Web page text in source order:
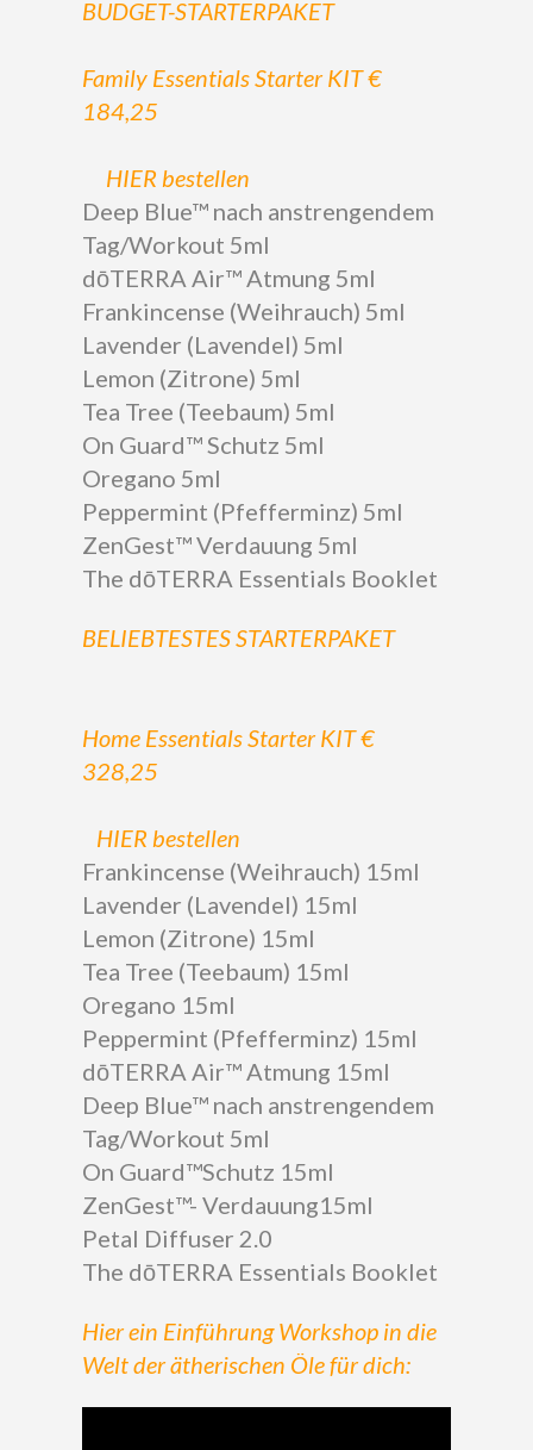
BUDGET-STARTERPAKET
Family Essentials Starter KIT €
184,25
HIER bestellen
Deep Blue™ nach anstrengendem
Tag/Workout 5ml
dōTERRA Air™ Atmung 5ml
Frankincense (Weihrauch) 5ml
Lavender (Lavendel) 5ml
Lemon (Zitrone) 5ml
Tea Tree (Teebaum) 5ml
On Guard™ Schutz 5ml
Oregano 5ml
Peppermint (Pfefferminz) 5ml
ZenGest™ Verdauung 5ml
The dōTERRA Essentials Booklet
BELIEBTESTES STARTERPAKET
Home Essentials Starter KIT €
328,25
HIER bestellen
Frankincense (Weihrauch) 15ml
Lavender (Lavendel) 15ml
Lemon (Zitrone) 15ml
Tea Tree (Teebaum) 15ml
Oregano 15ml
Peppermint (Pfefferminz) 15ml
dōTERRA Air™ Atmung 15ml
Deep Blue™ nach anstrengendem
Tag/Workout 5ml
On Guard™Schutz 15ml
ZenGest™- Verdauung15ml
Petal Diffuser 2.0
The dōTERRA Essentials Booklet
Hier ein Einführung Workshop in die
Welt der ätherischen Öle für dich: